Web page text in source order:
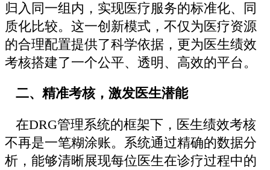
归入同一组内，实现医疗服务的标准化、同
质化比较。这一创新模式，不仅为医疗资源
的合理配置提供了科学依据，更为医生绩效
考核搭建了一个公平、透明、高效的平台。
二、精准考核，激发医生潜能
在DRG管理系统的框架下，医生绩效考核
不再是一笔糊涂账。系统通过精确的数据分
析，能够清晰展现每位医生在诊疗过程中的